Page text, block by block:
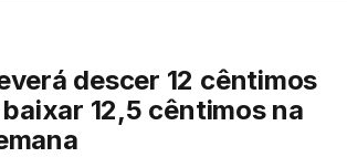
descer 12 cêntimos
12,5 cêntimos na